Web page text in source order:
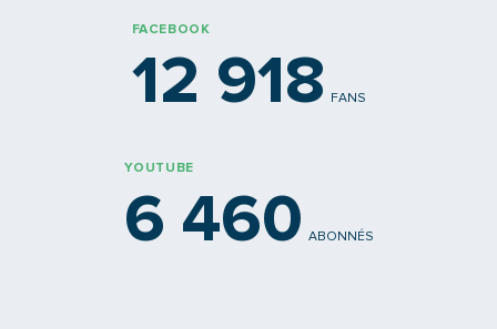
FACEBOOK
12 918 FANS
YOUTUBE
6 460 ABONNÉS